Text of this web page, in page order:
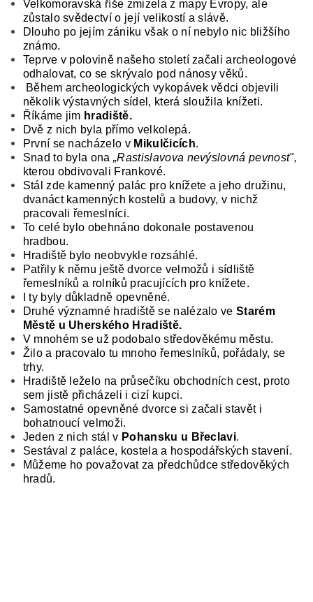
Velkomoravská říše zmizela z mapy Evropy, ale
zůstalo svědectví o její velikostí a slávě.
Dlouho po jejím zániku však o ní nebylo nic bližšího
známo.
Teprve v polovině našeho století začali archeolo­gové
odhalovat, co se skrývalo pod nánosy věků.
Během archeologických vykopávek vědci obje­vili
několik výstavných sídel, která sloužila kníže­ti.
Říkáme jim hradiště.
Dvě z nich byla přímo vel­kolepá.
První se nacházelo v Mikulčicích.
Snad to byla ona„Rastislavova nevýslovná pevnost",
kte­rou obdivovali Frankové.
Stál zde kamenný palác pro knížete a jeho družinu,
dvanáct kamenných kostelů a budovy, v nichž
pracovali řemeslníci.
To celé bylo obehnáno dokonale postavenou
hradbou.
Hradiště bylo neobvykle rozsáhlé.
Patřily k němu ještě dvorce velmožů i sídliště
řemeslníků a rolní­ků pracujících pro knížete.
I ty byly důkladně opevněné.
Druhé významné hradiště se nalézalo veStarém
Městě u Uherského Hradiště.
V mnohém se už podobalo středověkému městu.
Žilo a pracovalo tu mnoho řemeslníků, pořádaly, se
trhy.
Hradiště leželo na průsečíku obchodních cest, proto
sem jis­tě přicházeli i cizí kupci.
Samostatné opevněné dvorce si začali stavět i
bohatnoucí velmoži.
Jeden z nich stál v Pohansku u Břeclavi.
Sestával z paláce, kostela a hospodářských stavení.
Můžeme ho po­važovat za předchůdce středověkých
hradů.